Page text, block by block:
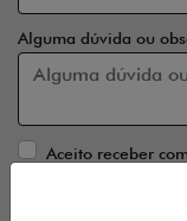
Alguma dúvida ou
Aceito receber